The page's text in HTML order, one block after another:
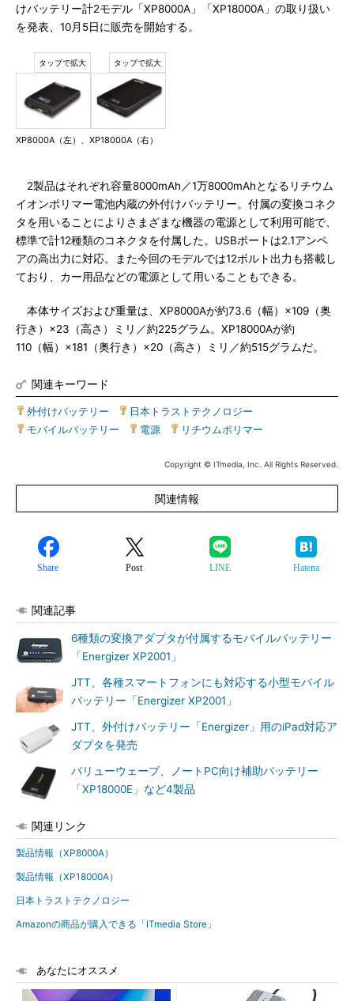
けバッテリー計2モデル「XP8000A」「XP18000A」の取り扱い
を発表、10月5日に販売を開始する。
XP8000A（左）、XP18000A（右）
2製品はそれぞれ容量8000mAh／1万8000mAhとなるリチウム
イオンポリマー電池内蔵の外付けバッテリー。付属の変換コネク
タを用いることによりさまざまな機器の電源として利用可能で、
標準で計12種類のコネクタを付属した。USBポートは2.1アンペ
アの高出力に対応。また今回のモデルでは12ボルト出力も搭載し
ており、カー用品などの電源として用いることもできる。
本体サイズおよび重量は、XP8000Aが約73.6（幅）×109（奥
行き）×23（高さ）ミリ／約225グラム。XP18000Aが約
110（幅）×181（奥行き）×20（高さ）ミリ／約515グラムだ。
関連キーワード
外付けバッテリー 日本トラストテクノロジー
モバイルバッテリー
電源 リチウムポリマー
Copyright © ITmedia, Inc. All Rights Reserved.
関連情報
Share Post LINE Hatena
関連記事
6種類の変換アダプタが付属するモバイルバッテリー
「Energizer XP2001」
JTT、各種スマートフォンにも対応する小型モバイル
バッテリー「Energizer XP2001」
JTT、外付けバッテリー「Energizer」用のiPad対応ア
ダプタを発売
バリューウェーブ、ノートPC向け補助バッテリー
「XP18000E」など4製品
関連リンク
製品情報（XP8000A）
製品情報（XP18000A）
日本トラストテクノロジー
Amazonの商品が購入できる「ITmedia Store」
あなたにオススメ